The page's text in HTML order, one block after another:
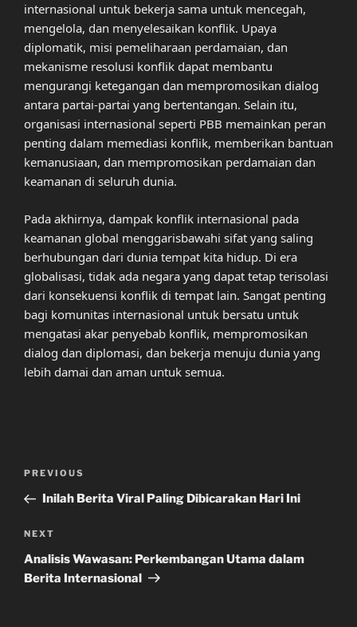
internasional untuk bekerja sama untuk mencegah,
mengelola, dan menyelesaikan konflik. Upaya
diplomatik, misi pemeliharaan perdamaian, dan
mekanisme resolusi konflik dapat membantu
mengurangi ketegangan dan mempromosikan dialog
antara partai-partai yang bertentangan. Selain itu,
organisasi internasional seperti PBB memainkan peran
penting dalam memediasi konflik, memberikan bantuan
kemanusiaan, dan mempromosikan perdamaian dan
keamanan di seluruh dunia.
Pada akhirnya, dampak konflik internasional pada
keamanan global menggarisbawahi sifat yang saling
berhubungan dari dunia tempat kita hidup. Di era
globalisasi, tidak ada negara yang dapat tetap terisolasi
dari konsekuensi konflik di tempat lain. Sangat penting
bagi komunitas internasional untuk bersatu untuk
mengatasi akar penyebab konflik, mempromosikan
dialog dan diplomasi, dan bekerja menuju dunia yang
lebih damai dan aman untuk semua.
Previous
Post
PREVIOUS
Inilah Berita Viral Paling Dibicarakan Hari Ini
Next
Post
NEXT
Analisis Wawasan: Perkembangan Utama dalam
Berita Internasional